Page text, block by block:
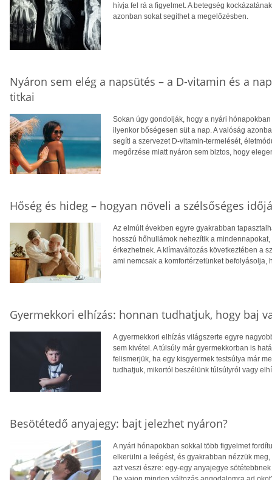
hívja fel rá a figyelmet. A betegség
azonban sokat segíthet a megelőzésben.
Nyáron sem elég a napsütés – a D-vitamin és a
titkai
Sokan úgy gondolják, hogy a nyári
ilyenkor bőségesen süt a nap. A valóság
segíti a szervezet D-vitamin-termelését,
megőrzése miatt nyáron sem biztos, hogy
Hőség és hideg – hogyan növeli a szélsőséges
Az elmúlt években egyre gyakrabban
hosszú hőhullámok nehezítik a
érkezhetnek. A klímaváltozás következtében a
ami nemcsak a komfortérzetünket
Gyermekkori elhízás: honnan tudhatjuk, hogy baj
A gyermekkori elhízás világszerte egyre
sem kivétel. A túlsúly már gyermekkorban is
felismerjük, ha egy kisgyermek testsúlya már
tudhatjuk, mikortól beszélünk túlsúlyról vagy
Besötétedő anyajegy: bajt jelezhet nyáron?
A nyári hónapokban sokkal több figyelmet
elkerülni a leégést, és gyakrabban nézzük
azt veszi észre: egy-egy anyajegye